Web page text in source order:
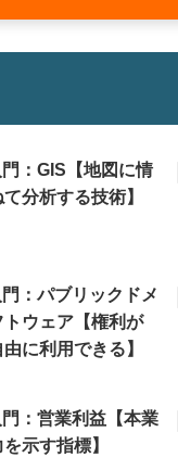
門：GIS【地図に情
分析する技術】
門：パブリックドメ
トウェア【権利が
に利用できる】
門：営業利益【本業
示す指標】